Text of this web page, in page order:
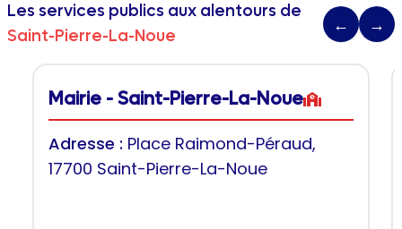
Les services publics aux alentours de
Saint-Pierre-La-Noue
← →
Mairie - Saint-Pierre-La-Noue
Adresse : Place Raimond-Péraud,
17700 Saint-Pierre-La-Noue